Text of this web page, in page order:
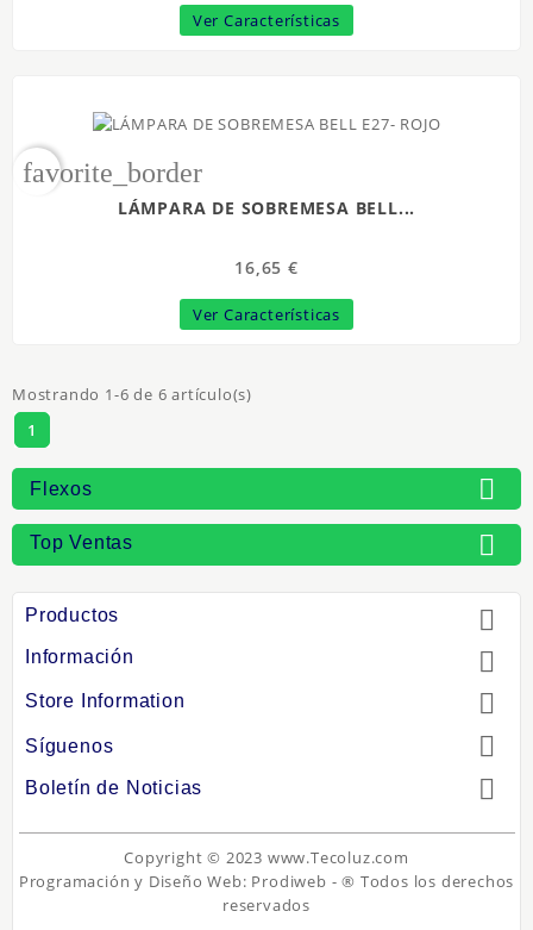
Ver Características
favorite_border
LÁMPARA DE SOBREMESA BELL...
16,65 €
Ver Características
Mostrando 1-6 de 6 artículo(s)
1
Flexos 
Top Ventas 
Productos 
Información 
Store Information 
Síguenos 
Boletín de Noticias 
Copyright © 2023 www.Tecoluz.com
Programación y Diseño Web: Prodiweb - ® Todos los derechos
reservados